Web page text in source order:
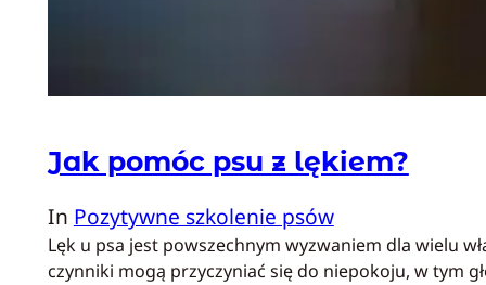
Jak pomóc psu z lękiem?
In Pozytywne szkolenie psów
Lęk u psa jest powszechnym wyzwaniem dla wielu
czynniki mogą przyczyniać się do niepokoju, w tym